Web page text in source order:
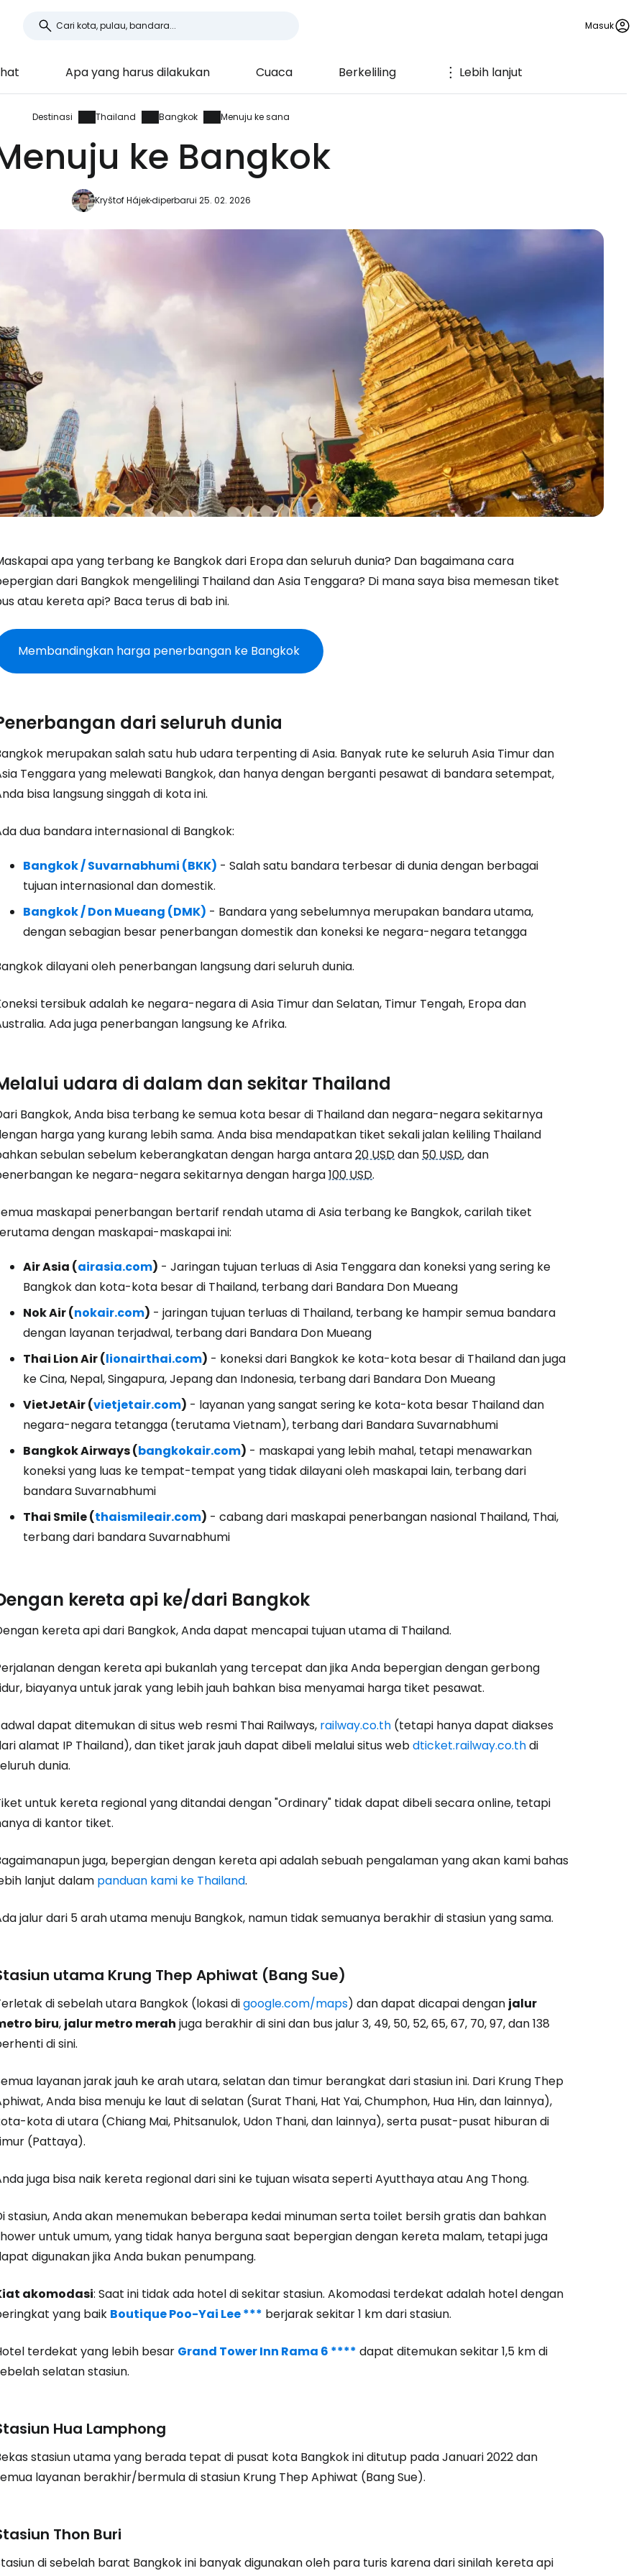
Masuk
Apa yang harus dilakukan Cuaca Berkeliling Lebih lanjut
Destinasi Thailand Bangkok Menuju ke sana
ke Bangkok
Kryštof Hájekdiperbarui 25. 02. 2026
apa yang terbang ke Bangkok dari Eropa dan seluruh dunia? Dan bagaimana cara
dari Bangkok mengelilingi Thailand dan Asia Tenggara? Di mana saya bisa memesan tiket
atau kereta api? Baca terus di bab ini.
Membandingkan harga penerbangan ke Bangkok
dari seluruh dunia
merupakan salah satu hub udara terpenting di Asia. Banyak rute ke seluruh Asia Timur dan
Tenggara yang melewati Bangkok, dan hanya dengan berganti pesawat di bandara setempat,
bisa langsung singgah di kota ini.
dua bandara internasional di Bangkok:
Bangkok / Suvarnabhumi (BKK) - Salah satu bandara terbesar di dunia dengan berbagai
tujuan internasional dan domestik.
Bangkok / Don Mueang (DMK) - Bandara yang sebelumnya merupakan bandara utama,
dengan sebagian besar penerbangan domestik dan koneksi ke negara-negara tetangga
dilayani oleh penerbangan langsung dari seluruh dunia.
tersibuk adalah ke negara-negara di Asia Timur dan Selatan, Timur Tengah, Eropa dan
Ada juga penerbangan langsung ke Afrika.
udara di dalam dan sekitar Thailand
Bangkok, Anda bisa terbang ke semua kota besar di Thailand dan negara-negara sekitarnya
harga yang kurang lebih sama. Anda bisa mendapatkan tiket sekali jalan keliling Thailand
sebulan sebelum keberangkatan dengan harga antara20 USDdan50 USD, dan
ke negara-negara sekitarnya dengan harga100 USD.
maskapai penerbangan bertarif rendah utama di Asia terbang ke Bangkok, carilah tiket
dengan maskapai-maskapai ini:
Air Asia (airasia.com) - Jaringan tujuan terluas di Asia Tenggara dan koneksi yang sering ke
Bangkok dan kota-kota besar di Thailand, terbang dari Bandara Don Mueang
Nok Air (nokair.com) - jaringan tujuan terluas di Thailand, terbang ke hampir semua bandara
dengan layanan terjadwal, terbang dari Bandara Don Mueang
Thai Lion Air (lionairthai.com) - koneksi dari Bangkok ke kota-kota besar di Thailand dan juga
ke Cina, Nepal, Singapura, Jepang dan Indonesia, terbang dari Bandara Don Mueang
VietJetAir (vietjetair.com) - layanan yang sangat sering ke kota-kota besar Thailand dan
negara-negara tetangga (terutama Vietnam), terbang dari Bandara Suvarnabhumi
Bangkok Airways (bangkokair.com) - maskapai yang lebih mahal, tetapi menawarkan
koneksi yang luas ke tempat-tempat yang tidak dilayani oleh maskapai lain, terbang dari
bandara Suvarnabhumi
Thai Smile (thaismileair.com) - cabang dari maskapai penerbangan nasional Thailand, Thai,
terbang dari bandara Suvarnabhumi
kereta api ke/dari Bangkok
kereta api dari Bangkok, Anda dapat mencapai tujuan utama di Thailand.
dengan kereta api bukanlah yang tercepat dan jika Anda bepergian dengan gerbong
biayanya untuk jarak yang lebih jauh bahkan bisa menyamai harga tiket pesawat.
dapat ditemukan di situs web resmi Thai Railways, railway.co.th (tetapi hanya dapat diakses
alamat IP Thailand), dan tiket jarak jauh dapat dibeli melalui situs webdticket.railway.co.thdi
dunia.
untuk kereta regional yang ditandai dengan"Ordinary" tidak dapat dibeli secara online, tetapi
di kantor tiket.
juga, bepergian dengan kereta api adalah sebuah pengalaman yang akan kami bahas
lanjut dalam panduan kami ke Thailand.
jalur dari 5 arah utama menuju Bangkok, namun tidak semuanya berakhir di stasiun yang sama.
utama Krung Thep Aphiwat (Bang Sue)
di sebelah utara Bangkok (lokasi digoogle.com/maps) dan dapat dicapai dengan jalur
biru, jalur metro merah juga berakhir di sini dan bus jalur 3, 49, 50, 52, 65, 67, 70, 97, dan 138
di sini.
layanan jarak jauh ke arah utara, selatan dan timur berangkat dari stasiun ini. Dari Krung Thep
Anda bisa menuju ke laut di selatan (Surat Thani, Hat Yai, Chumphon, Hua Hin, dan lainnya),
kota di utara (Chiang Mai, Phitsanulok, Udon Thani, dan lainnya), serta pusat-pusat hiburan di
(Pattaya).
juga bisa naik kereta regional dari sini ke tujuan wisata seperti Ayutthaya atau Ang Thong.
stasiun, Anda akan menemukan beberapa kedai minuman serta toilet bersih gratis dan bahkan
untuk umum, yang tidak hanya berguna saat bepergian dengan kereta malam, tetapi juga
digunakan jika Anda bukan penumpang.
akomodasi: Saat ini tidak ada hotel di sekitar stasiun. Akomodasi terdekat adalah hotel dengan
yang baik Boutique Poo-Yai Lee *** berjarak sekitar 1 km dari stasiun.
terdekat yang lebih besar Grand Tower Inn Rama 6 **** dapat ditemukan sekitar 1,5 km di
selatan stasiun.
Hua Lamphong
stasiun utama yang berada tepat di pusat kota Bangkok ini ditutup pada Januari 2022 dan
layanan berakhir/bermula di stasiun Krung Thep Aphiwat (Bang Sue).
Thon Buri
di sebelah barat Bangkok ini banyak digunakan oleh para turis karena dari sinilah kereta api
Masuk ke Cestee